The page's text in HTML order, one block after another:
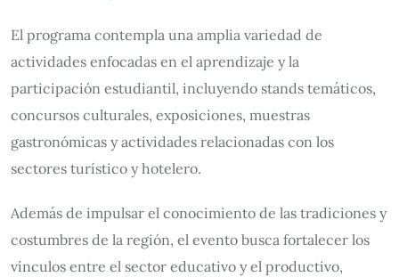
El programa contempla una amplia variedad de
actividades enfocadas en el aprendizaje y la
participación estudiantil, incluyendo stands temáticos,
concursos culturales, exposiciones, muestras
gastronómicas y actividades relacionadas con los
sectores turístico y hotelero.
Además de impulsar el conocimiento de las tradiciones y
costumbres de la región, el evento busca fortalecer los
vínculos entre el sector educativo y el productivo,